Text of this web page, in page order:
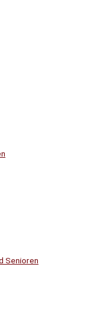
Senioren